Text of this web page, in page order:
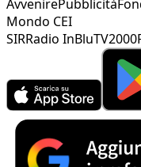
AvvenirePubblicità
Mondo CEI
SIRRadio InBluTV2000